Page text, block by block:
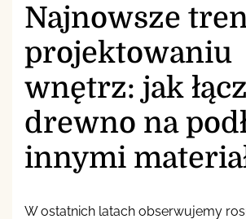
Najnowsze
projektowaniu
wnętrz: jak
drewno na
innymi
W ostatnich latach obserwujemy